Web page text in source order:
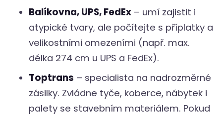
Balíkovna, UPS, FedEx – umí zajistit i
atypické tvary, ale počítejte s příplatky a
velikostními omezeními (např. max.
délka 274 cm u UPS a FedEx).
Toptrans – specialista na nadrozměrné
zásilky. Zvládne tyče, koberce, nábytek i
palety se stavebním materiálem. Pokud